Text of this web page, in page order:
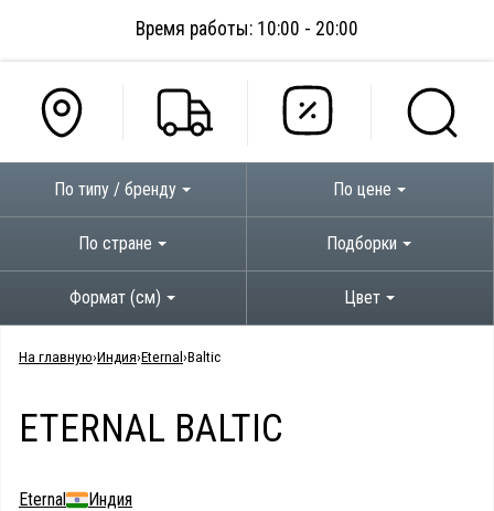
Время работы: 10:00 - 20:00
По типу / бренду По цене
По стране Подборки
Формат (см) Цвет
На главную Индия Eternal Baltic
ETERNAL BALTIC
Eternal Индия